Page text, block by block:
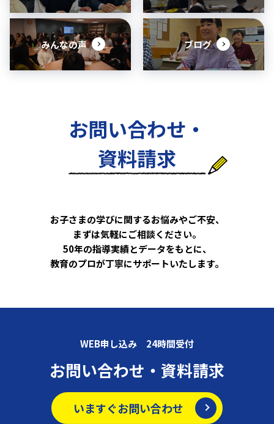
みんなの声 ブログ
お問い合わせ・
資料請求
お子さまの学びに関するお悩みやご不安、
まずは気軽にご相談ください。
50年の指導実績とデータをもとに、
教育のプロが丁寧にサポートいたします。
WEB申し込み 24時間受付
お問い合わせ・資料請求
いますぐお問い合わせ